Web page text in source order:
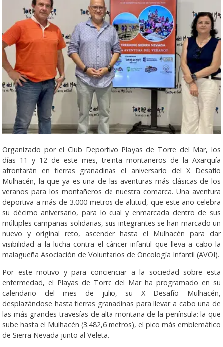
Organizado por el Club Deportivo Playas de Torre del Mar, los
días 11 y 12 de este mes, treinta montañeros de la Axarquía
afrontarán en tierras granadinas el aniversario del X Desafío
Mulhacén, la que ya es una de las aventuras más clásicas de los
veranos para los montañeros de nuestra comarca. Una aventura
deportiva a más de 3.000 metros de altitud, que este año celebra
su décimo aniversario, para lo cual y enmarcada dentro de sus
múltiples campañas solidarias, sus integrantes se han marcado un
nuevo y original reto, ascender hasta el Mulhacén para dar
visibilidad a la lucha contra el cáncer infantil que lleva a cabo la
malagueña Asociación de Voluntarios de Oncología Infantil (AVOI).
Por este motivo y para concienciar a la sociedad sobre esta
enfermedad, el Playas de Torre del Mar ha programado en su
calendario del mes de julio, su X Desafío Mulhacén,
desplazándose hasta tierras granadinas para llevar a cabo una de
las más grandes travesías de alta montaña de la península: la que
sube hasta el Mulhacén (3.482,6 metros), el pico más emblemático
de Sierra Nevada junto al Veleta.